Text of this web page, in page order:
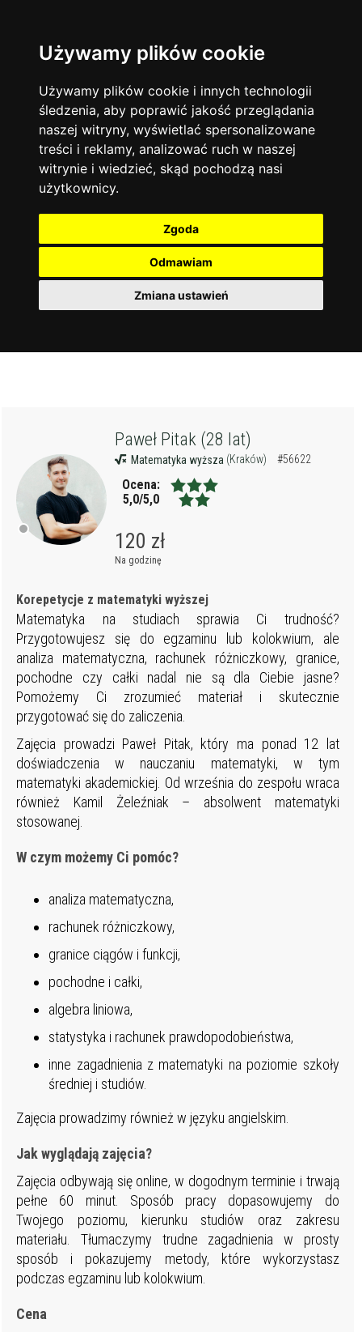
Używamy plików cookie
Używamy plików cookie i innych technologii
śledzenia, aby poprawić jakość przeglądania
naszej witryny, wyświetlać spersonalizowane
treści i reklamy, analizować ruch w naszej
witrynie i wiedzieć, skąd pochodzą nasi
użytkownicy.
Zgoda
Odmawiam
Zmiana ustawień
Język angielski 13742
Matematyka 12927
Chemia 4886
Język niemiecki 4307
Język polski 3426
Fizyka
Język francuski
Warszawa
Korepetycje
Online
14833
Kraków 7753
Wrocław
Łódź 3511
Gdańsk 2075
Paweł Pitak (28 lat)
Matematyka wyższa (Kraków) #56622
Ocena:
5,0/5,0
120 zł
Na godzinę
Korepetycje z matematyki wyższej
Matematyka na studiach sprawia Ci trudność?
Przygotowujesz się do egzaminu lub kolokwium, ale
analiza matematyczna, rachunek różniczkowy, granice,
pochodne czy całki nadal nie są dla Ciebie jasne?
Pomożemy Ci zrozumieć materiał i skutecznie
przygotować się do zaliczenia.
Zajęcia prowadzi Paweł Pitak, który ma ponad 12 lat
doświadczenia w nauczaniu matematyki, w tym
matematyki akademickiej. Od września do zespołu wraca
również Kamil Żeleźniak – absolwent matematyki
stosowanej.
W czym możemy Ci pomóc?
analiza matematyczna,
rachunek różniczkowy,
granice ciągów i funkcji,
pochodne i całki,
algebra liniowa,
statystyka i rachunek prawdopodobieństwa,
inne zagadnienia z matematyki na poziomie szkoły
średniej i studiów.
Zajęcia prowadzimy również w języku angielskim.
Jak wyglądają zajęcia?
Zajęcia odbywają się online, w dogodnym terminie i trwają
pełne 60 minut. Sposób pracy dopasowujemy do
Twojego poziomu, kierunku studiów oraz zakresu
materiału. Tłumaczymy trudne zagadnienia w prosty
sposób i pokazujemy metody, które wykorzystasz
podczas egzaminu lub kolokwium.
Cena